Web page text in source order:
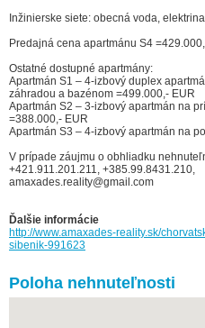
Inžinierske siete: obecná voda,
Predajná cena apartmánu S4
Ostatné dostupné apartmány:
Apartmán S1 – 4-izbový duplex
záhradou a bazénom =499.000,- EUR
Apartmán S2 – 3-izbový apartmán na
=388.000,- EUR
Apartmán S3 – 4-izbový apartmán na
V prípade záujmu o obhliadku
+421.911.201.211, +385.99.8431.210,
amaxades.reality@gmail.com
Ďalšie informácie
http://www.amaxades-reality.sk/
sibenik-991623
Poloha nehnuteľnosti